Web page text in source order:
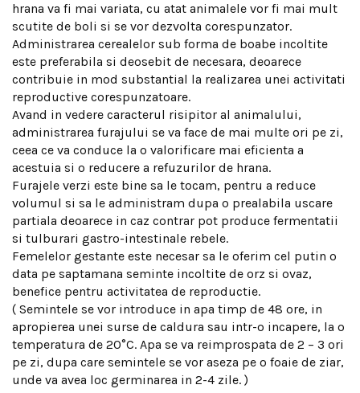
hrana va fi mai variata, cu atat animalele vor fi mai mult
scutite de boli si se vor dezvolta corespunzator.
Administrarea cerealelor sub forma de boabe incoltite
este preferabila si deosebit de necesara, deoarece
contribuie in mod substantial la realizarea unei activitati
reproductive corespunzatoare.
Avand in vedere caracterul risipitor al animalului,
administrarea furajului se va face de mai multe ori pe zi,
ceea ce va conduce la o valorificare mai eficienta a
acestuia si o reducere a refuzurilor de hrana.
Furajele verzi este bine sa le tocam, pentru a reduce
volumul si sa le administram dupa o prealabila uscare
partiala deoarece in caz contrar pot produce fermentatii
si tulburari gastro-intestinale rebele.
Femelelor gestante este necesar sa le oferim cel putin o
data pe saptamana seminte incoltite de orz si ovaz,
benefice pentru activitatea de reproductie.
( Semintele se vor introduce in apa timp de 48 ore, in
apropierea unei surse de caldura sau intr-o incapere, la o
temperatura de 20°C. Apa se va reimprospata de 2 – 3 ori
pe zi, dupa care semintele se vor aseza pe o foaie de ziar,
unde va avea loc germinarea in 2-4 zile. )